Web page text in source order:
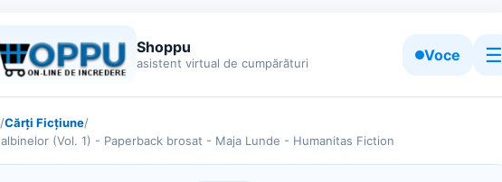
Shoppu
asistent virtual de cumpărături Voce ☰
/Cărți Ficțiune/
(Vol. 1) - Paperback brosat - Maja Lunde - Humanitas Fiction